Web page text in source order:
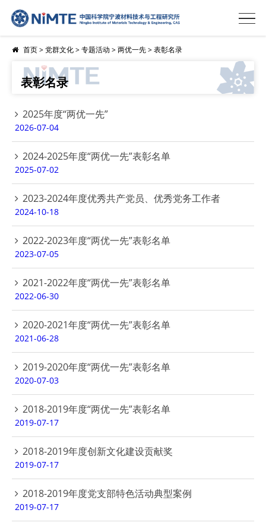
首页>党群文化>专题活动 >两优一先>表彰名录
表彰名录
2025年度“两优一先”
2026-07-04
2024-2025年度“两优一先”表彰名单
2025-07-02
2023-2024年度优秀共产党员、优秀党务工作者
2024-10-18
2022-2023年度“两优一先”表彰名单
2023-07-05
2021-2022年度“两优一先”表彰名单
2022-06-30
2020-2021年度“两优一先”表彰名单
2021-06-28
2019-2020年度“两优一先”表彰名单
2020-07-03
2018-2019年度“两优一先”表彰名单
2019-07-17
2018-2019年度创新文化建设贡献奖
2019-07-17
2018-2019年度党支部特色活动典型案例
2019-07-17